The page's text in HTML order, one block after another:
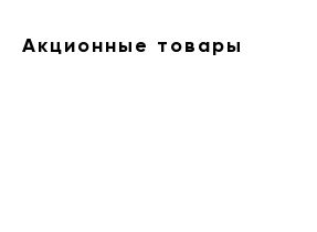
Акционные товары